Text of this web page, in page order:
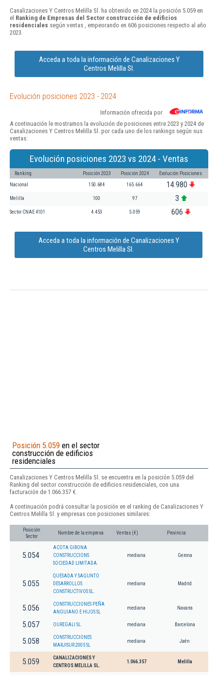
Canalizaciones Y Centros Melilla Sl. ha obtenido en 2024 la posición 5.059 en
el Ranking de Empresas del Sector construcción de edificios
residenciales según ventas , empeorando en 606 posiciones respecto al año
2023.
Acceda a toda la información de Canalizaciones Y
Centros Melilla Sl.
Evolución posiciones 2023 - 2024
Información ofrecida por
A continuación le mostramos la evolución de posiciones entre 2023 y 2024 de
Canalizaciones Y Centros Melilla Sl. por cada uno de los rankings según sus
ventas:
Evolución posiciones 2023 vs 2024 - Ventas
Ranking Posición 2023 Posición 2024 Evolución Posiciones
Nacional 150.684 165.664 14.980
Melilla 100 97 3
Sector CNAE 4101 4.453 5.059 606
Acceda a toda la información de Canalizaciones Y
Centros Melilla Sl.
Posición 5.059 en el sector
construcción de edificios
residenciales
Canalizaciones Y Centros Melilla Sl. se encuentra en la posición 5.059 del
Ranking del sector construcción de edificios residenciales, con una
facturación de 1.066.357 €.
A continuación podrá consultar la posición en el ranking de Canalizaciones Y
Centros Melilla Sl. y empresas con posiciones similares:
Posición
Sector
Nombre de la empresa Ventas (€) Provincia
5.054
ACOTA GIRONA
CONSTRUCCIONS
SOCIEDAD LIMITADA.
mediana Gerona
5.055
QUESADA Y SAGUNTO
DESARROLLOS
CONSTRUCTIVOS SL.
mediana Madrid
5.056
CONSTRUCCIONES PEÑA
ANGUIANO E HIJOS SL
mediana Navarra
5.057 OUREGALI SL. mediana Barcelona
5.058
CONSTRUCCIONES
MARJISUR 2005 SL
mediana Jaén
5.059
CANALIZACIONES Y
CENTROS MELILLA SL.
1.066.357 Melilla